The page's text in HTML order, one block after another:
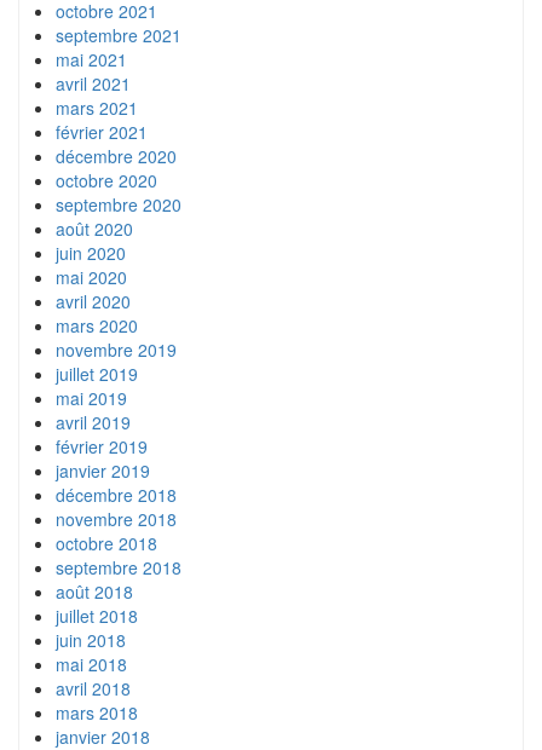
octobre 2021
septembre 2021
mai 2021
avril 2021
mars 2021
février 2021
décembre 2020
octobre 2020
septembre 2020
août 2020
juin 2020
mai 2020
avril 2020
mars 2020
novembre 2019
juillet 2019
mai 2019
avril 2019
février 2019
janvier 2019
décembre 2018
novembre 2018
octobre 2018
septembre 2018
août 2018
juillet 2018
juin 2018
mai 2018
avril 2018
mars 2018
janvier 2018